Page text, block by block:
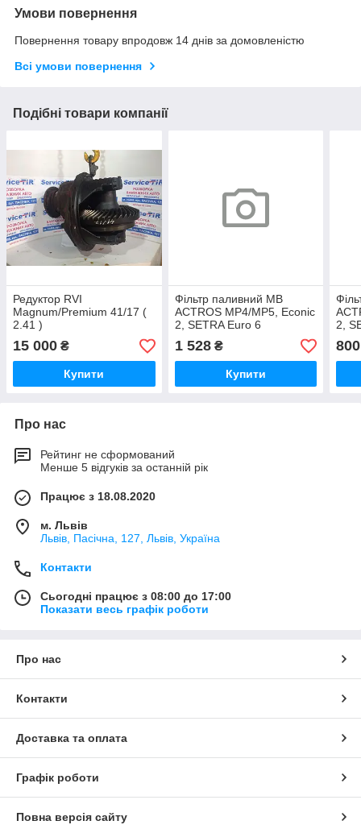
Умови повернення
Повернення товару впродовж 14 днів за домовленістю
Всі умови повернення
Подібні товари компанії
Редуктор RVI
Magnum/Premium 41/17 (
2.41 )
15 000 ₴
Купити
Фільтр паливний MB
ACTROS MP4/MP5, Econic
2, SETRA Euro 6
1 528₴
Купити
2,
Про нас
Рейтинг не сформований
Менше 5 відгуків за останній рік
Працює з 18.08.2020
м. Львів
Львів, Пасічна, 127, Львів, Україна
Контакти
Сьогодні працює з 08:00 до 17:00
Показати весь графік роботи
Про нас
Контакти
Доставка та оплата
Графік роботи
Повна версія сайту